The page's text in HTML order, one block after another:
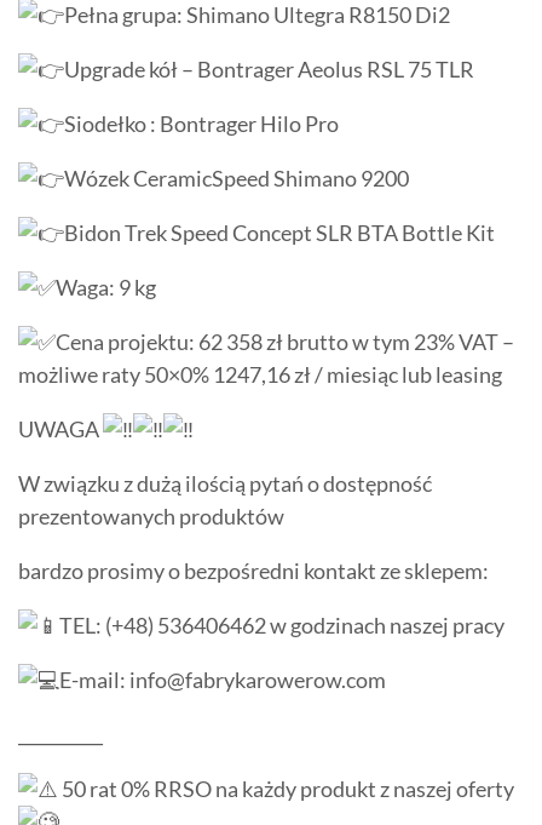
Pełna grupa: Shimano Ultegra R8150 Di2
Upgrade kół – Bontrager Aeolus RSL 75 TLR
Siodełko : Bontrager Hilo Pro
Wózek CeramicSpeed Shimano 9200
Bidon Trek Speed Concept SLR BTA Bottle Kit
Waga: 9 kg
Cena projektu: 62 358 zł brutto w tym 23% VAT –
możliwe raty 50×0% 1247,16 zł / miesiąc lub leasing
UWAGA
W związku z dużą ilością pytań o dostępność
prezentowanych produktów
bardzo prosimy o bezpośredni kontakt ze sklepem:
TEL: (+48) 536406462 w godzinach naszej pracy
E-mail: info@fabrykarowerow.com
50 rat 0% RRSO na każdy produkt z naszej oferty